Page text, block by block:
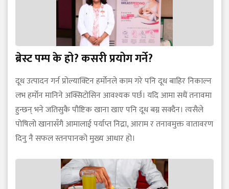
ब्रेस्ट पम्प के हो? कसरी प्रयोग गर्ने?
दूध उत्पादन गर्न प्रोल्याक्टिन हर्मोनले काम गरे पनि दूध बाहिर निकाल्न
लभ हर्मोन मानिने अक्सिटोसिन आवश्यक पर्छ। यदि आमा सधैं तनावमा
हुन्छन् भने जतिसुकै पौष्टिक खाना खाए पनि दूध बग्न सक्दैन। त्यसैले
पोषिलो खानासँगै आमालाई पर्याप्त निद्रा, आराम र तनावमुक्त वातावरण
दिनु नै सफल स्तनपानको मुख्य आधार हो।